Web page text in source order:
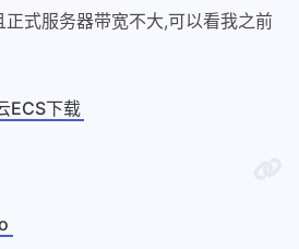
式服务器带宽不大,可以看我之前
ECS下载